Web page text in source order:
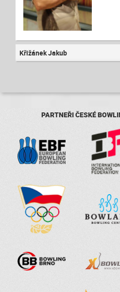
Křižánek Jakub
PARTNEŘI ČESKÉ